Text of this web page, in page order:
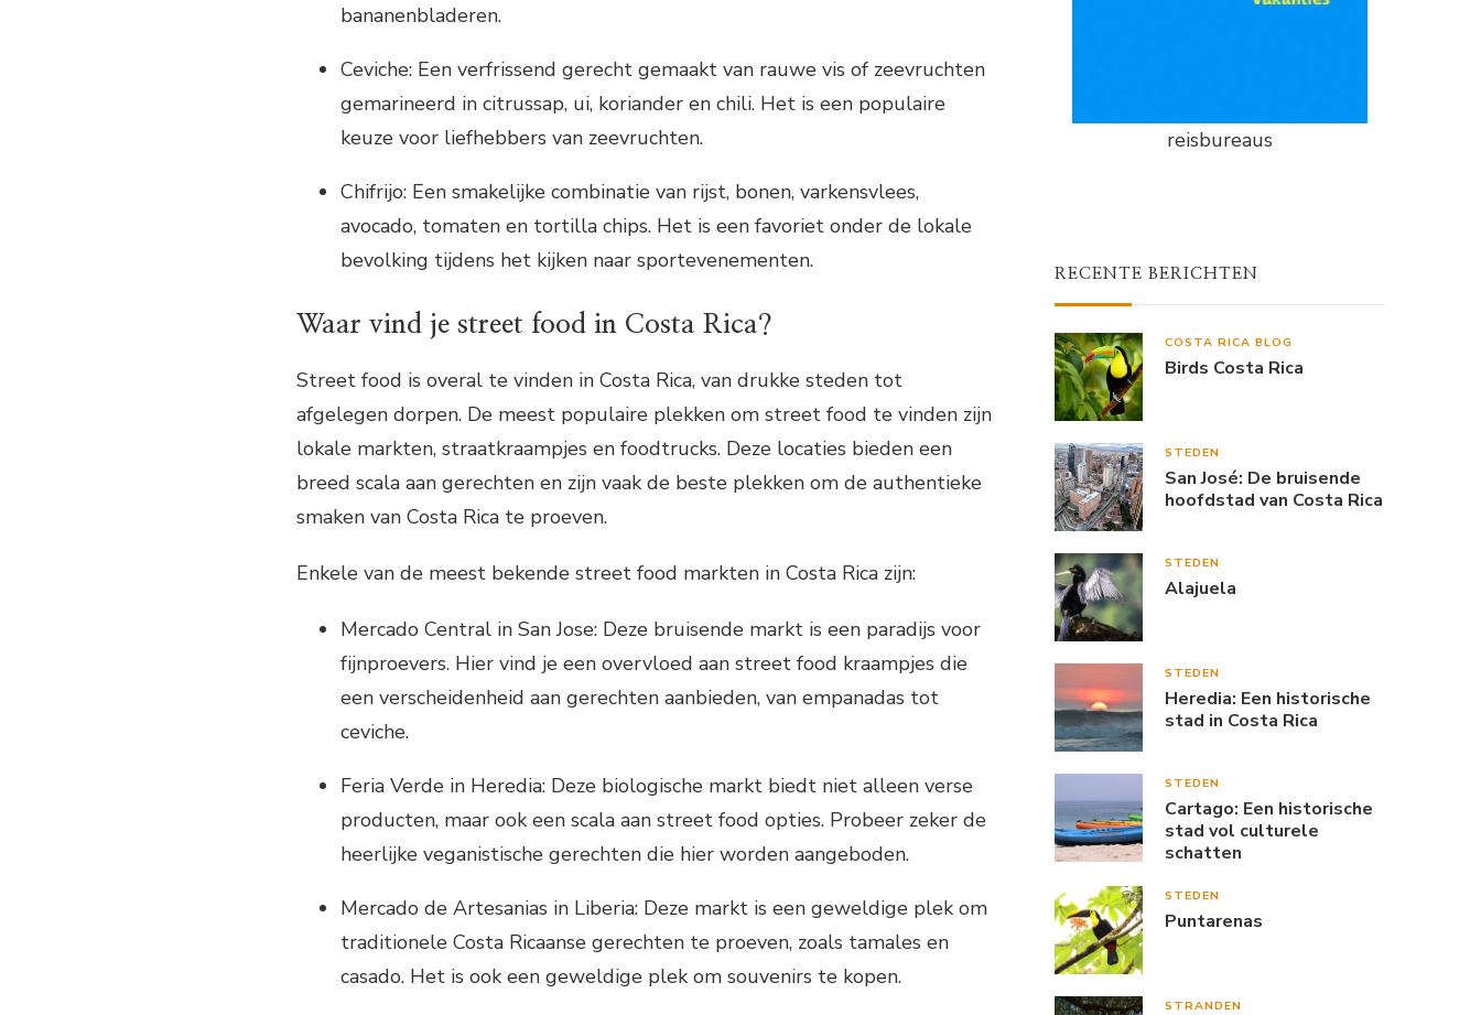
bananenbladeren.
Ceviche: Een verfrissend gerecht gemaakt van rauwe vis of zeevruchten
gemarineerd in citrussap, ui, koriander en chili. Het is een populaire
keuze voor liefhebbers van zeevruchten.
Chifrijo: Een smakelijke combinatie van rijst, bonen, varkensvlees,
avocado, tomaten en tortilla chips. Het is een favoriet onder de lokale
bevolking tijdens het kijken naar sportevenementen.
Waar vind je street food in Costa Rica?
Street food is overal te vinden in Costa Rica, van drukke steden tot
afgelegen dorpen. De meest populaire plekken om street food te vinden zijn
lokale markten, straatkraampjes en foodtrucks. Deze locaties bieden een
breed scala aan gerechten en zijn vaak de beste plekken om de authentieke
smaken van Costa Rica te proeven.
Enkele van de meest bekende street food markten in Costa Rica zijn:
Mercado Central in San Jose: Deze bruisende markt is een paradijs voor
fijnproevers. Hier vind je een overvloed aan street food kraampjes die
een verscheidenheid aan gerechten aanbieden, van empanadas tot
ceviche.
Feria Verde in Heredia: Deze biologische markt biedt niet alleen verse
producten, maar ook een scala aan street food opties. Probeer zeker de
heerlijke veganistische gerechten die hier worden aangeboden.
Mercado de Artesanias in Liberia: Deze markt is een geweldige plek om
traditionele Costa Ricaanse gerechten te proeven, zoals tamales en
casado. Het is ook een geweldige plek om souvenirs te kopen.
reisbureaus
RECENTE BERICHTEN
COSTA RICA BLOG
Birds Costa Rica
STEDEN
San José: De bruisende
hoofdstad van Costa Rica
STEDEN
Alajuela
STEDEN
Heredia: Een historische
stad in Costa Rica
STEDEN
Cartago: Een historische
stad vol culturele
schatten
STEDEN
Puntarenas
STRANDEN